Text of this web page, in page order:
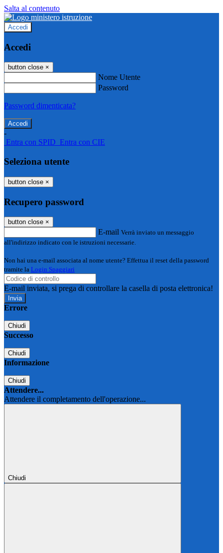
Salta al contenuto
Accedi
Accedi
button close ×
Nome Utente
Password
Password dimenticata?
-
Entra con SPID Entra con CIE
Seleziona utente
button close ×
Recupero password
button close ×
E-mail Verrà inviato un messaggio
all'indirizzo indicato con le istruzioni necessarie.
Non hai una e-mail associata al nome utente? Effettua il reset della password
tramite la Login Spaggiari
E-mail inviata, si prega di controllare la casella di posta elettronica!
Errore
Chiudi
Successo
Chiudi
Informazione
Chiudi
Attendere...
Attendere il completamento dell'operazione...
Chiudi